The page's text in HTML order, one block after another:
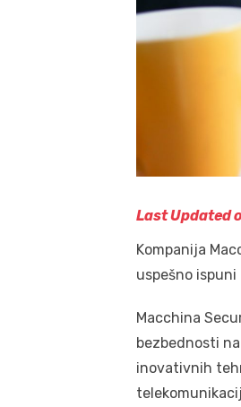
Last Updated
Kompanija
uspešno
Macchina
bezbednosti
inovativnih